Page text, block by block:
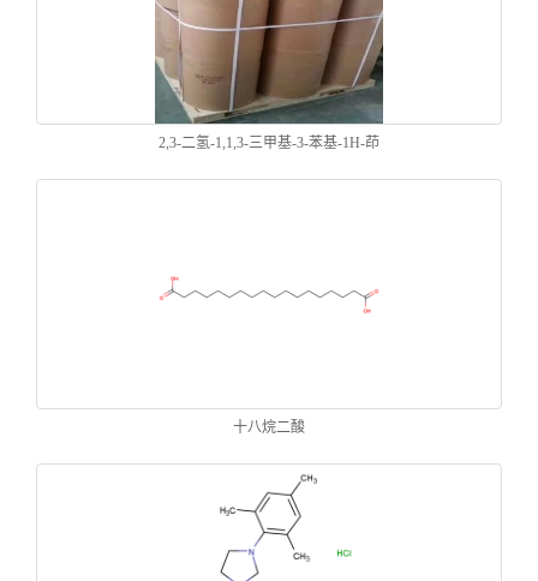
2,3-二氢-1,1,3-三甲基-3-苯基-1H-茚
十八烷二酸